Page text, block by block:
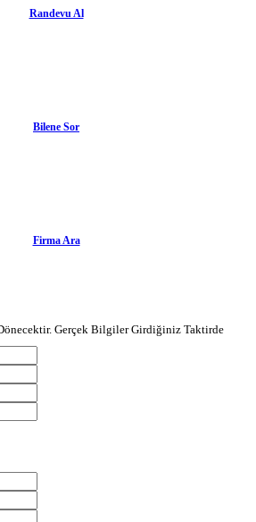
Randevu Al
Bilene Sor
Firma Ara
Gerçek Bilgiler Girdiğiniz Taktirde